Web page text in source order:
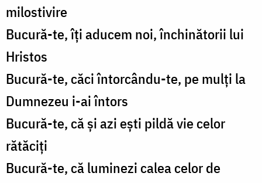
milostivire
Bucură-te, îți aducem noi, închinătorii lui
Hristos
Bucură-te, căci întorcându-te, pe mulți la
Dumnezeu i-ai întors
Bucură-te, că și azi ești pildă vie celor
rătăciți
Bucură-te, că luminezi calea celor de